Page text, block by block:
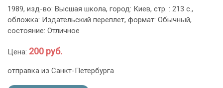
1989, изд-во: Высшая школа, город: Киев, стр. : 213 с.,
обложка: Издательский переплет, формат: Обычный,
состояние: Отличное
Цена: 200 руб.
отправка из Санкт-Петербурга